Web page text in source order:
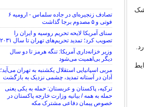
پزشک
تصادف زنجیره‌ای در جاده سلماس - ارومیه ۶
فوتی و ۵ مصدوم برجا گذاشت
سنای آمریکا لایحه تحریم روسیه و ایران را
تصویب کرد؛ تمدید تحریم‌های تهران تا سال ۲۰۳۱
وزیر خزانه‌داری آمریکا: تنگه هرمز تا دو سال
دیگر بی‌اهمیت می‌شود
مربی اسپانیایی استقلال یکشنبه به تهران می‌آید؛
آدان در آستانه تمدید، چشمی نزدیک به بازگشت
ترکیه، پاکستان و عربستان: حمله به یکی یعنی
حمله به همه / بیانیه وزارت خارجه پاکستان در
خصوص پیمان دفاعی مشترک مکه